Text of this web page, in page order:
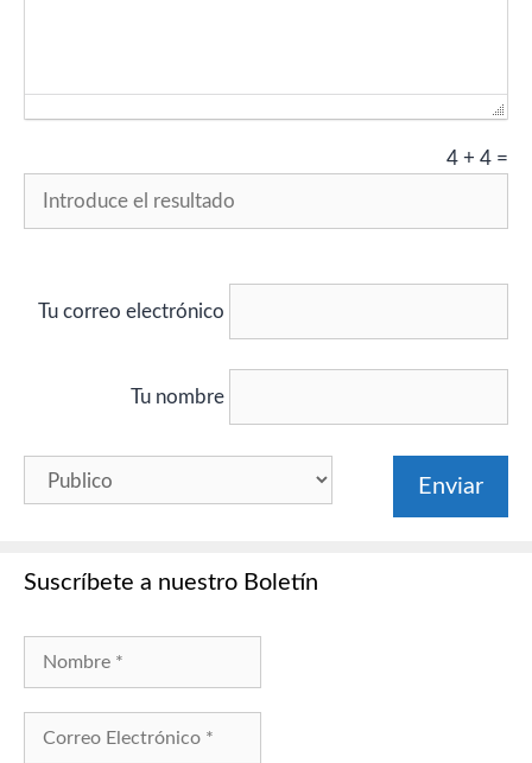
4 + 4 =
Tu correo electrónico
Tu nombre
Suscríbete a nuestro Boletín